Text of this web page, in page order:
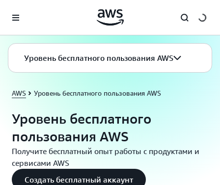
Перейти к главному контенту
Уровень бесплатного пользования AWS
AWS Уровень бесплатного пользования AWS
Уровень бесплатного
пользования AWS
Получите бесплатный опыт работы с продуктами и
сервисами AWS
Создать бесплатный аккаунт